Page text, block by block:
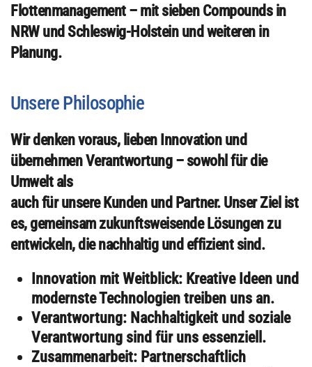
Flottenmanagement – mit sieben Compounds in
NRW und Schleswig-Holstein und weiteren in
Planung.
Unsere Philosophie
Wir denken voraus, lieben Innovation und
übernehmen Verantwortung – sowohl für die
Umwelt als
auch für unsere Kunden und Partner. Unser Ziel ist
es, gemeinsam zukunftsweisende Lösungen zu
entwickeln, die nachhaltig und effizient sind.
Innovation mit Weitblick: Kreative Ideen und
modernste Technologien treiben uns an.
Verantwortung: Nachhaltigkeit und soziale
Verantwortung sind für uns essenziell.
Zusammenarbeit: Partnerschaftlich